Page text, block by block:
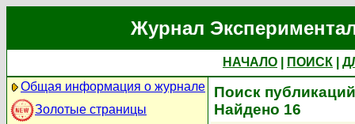
Журнал
НАЧАЛО ПОИСК
Общая информация о журнале
Золотые страницы
Поиск
Найдено 16